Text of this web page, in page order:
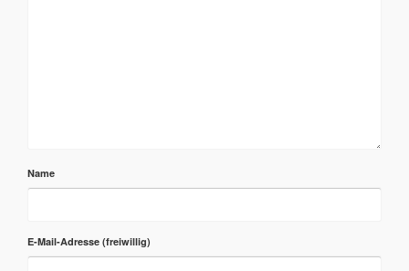
Name
E-Mail-Adresse